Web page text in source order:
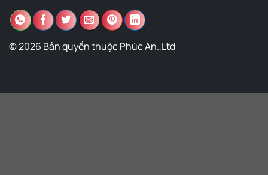
© 2026 Bản quyền thuộc Phúc An.,Ltd